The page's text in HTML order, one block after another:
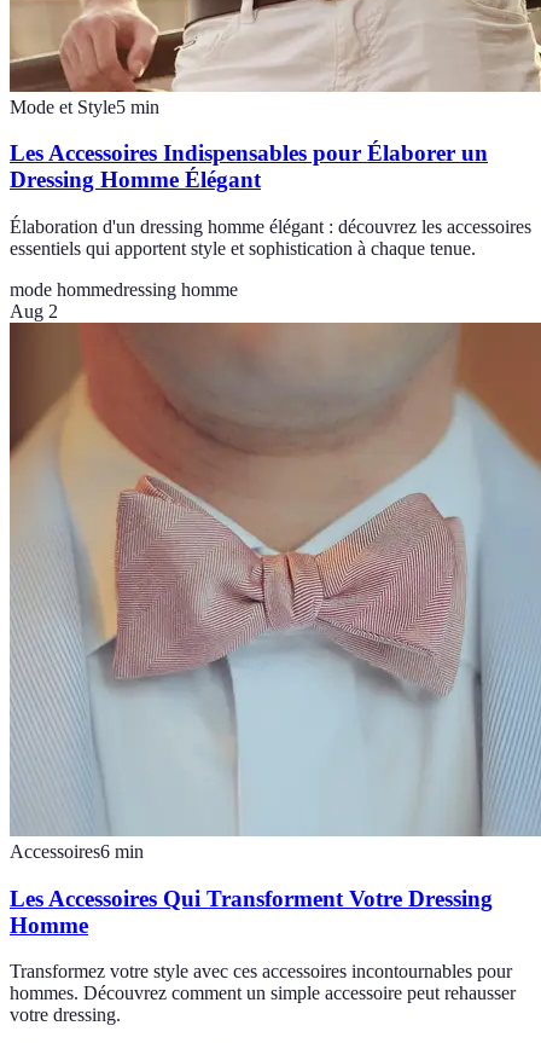
Mode et Style5 min
Les Accessoires Indispensables pour Élaborer un
Dressing Homme Élégant
Élaboration d'un dressing homme élégant : découvrez les accessoires
essentiels qui apportent style et sophistication à chaque tenue.
mode hommedressing homme
Aug 2
Accessoires6 min
Les Accessoires Qui Transforment Votre Dressing
Homme
Transformez votre style avec ces accessoires incontournables pour
hommes. Découvrez comment un simple accessoire peut rehausser
votre dressing.